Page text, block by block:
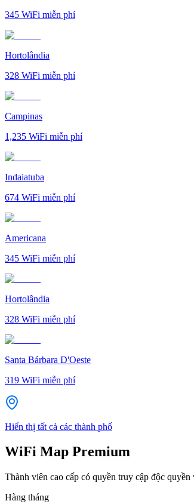
345 WiFi miễn phí
Hortolândia
328 WiFi miễn phí
Campinas
1,235 WiFi miễn phí
Indaiatuba
674 WiFi miễn phí
Americana
345 WiFi miễn phí
Hortolândia
328 WiFi miễn phí
Santa Bárbara D'Oeste
319 WiFi miễn phí
Hiển thị tất cả các thành phố
WiFi Map Premium
Thành viên cao cấp có quyền truy cập độc
Hàng tháng